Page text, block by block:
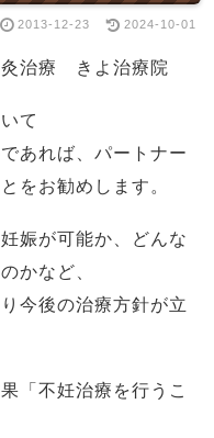
2013-12-23 2024-10-01
治療 きよ治療院
て
あれば、パートナー
をお勧めします。
娠が可能か、どんな
かなど、
今後の治療方針が立
「不妊治療を行うこ